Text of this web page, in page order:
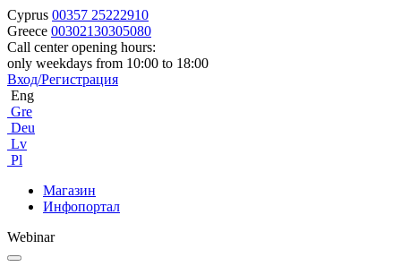
Cyprus 00357 25222910
Greece 00302130305080
Call center opening hours:
only weekdays from 10:00 to 18:00
Вход/Регистрация
Eng
Gre
Deu
Lv
Pl
Магазин
Инфопортал
Webinar